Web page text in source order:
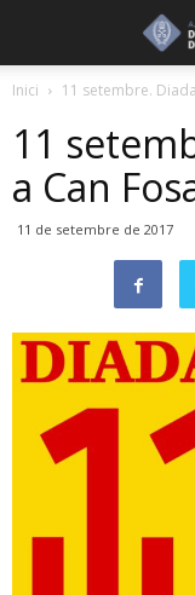
Inici 11 setembre.
11
a Can
11 de setembre de 2017